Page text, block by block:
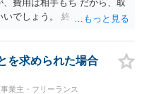
費用は相手もち だから、取
でしょう。 終わります。
を求められた場合
業主・フリーランス